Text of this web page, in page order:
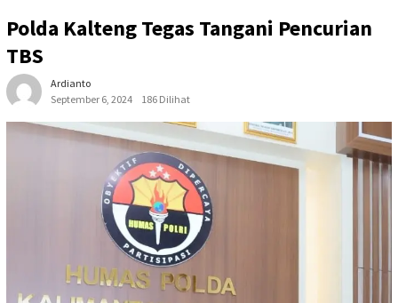
Polda Kalteng Tegas Tangani Pencurian
TBS
Ardianto
September 6, 2024
186 Dilihat